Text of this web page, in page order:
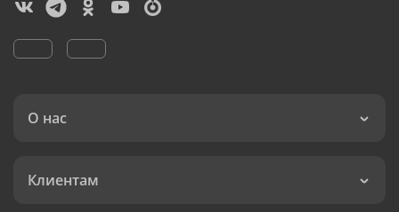
О нас
Клиентам